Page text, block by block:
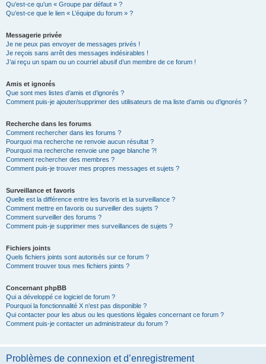
Qu’est-ce qu’un « Groupe par défaut » ?
Qu’est-ce que le lien « L’équipe du forum » ?
Messagerie privée
Je ne peux pas envoyer de messages privés !
Je reçois sans arrêt des messages indésirables !
J’ai reçu un spam ou un courriel abusif d’un membre de ce forum !
Amis et ignorés
Que sont mes listes d’amis et d’ignorés ?
Comment puis-je ajouter/supprimer des utilisateurs de ma liste d’amis ou d’ignorés ?
Recherche dans les forums
Comment rechercher dans les forums ?
Pourquoi ma recherche ne renvoie aucun résultat ?
Pourquoi ma recherche renvoie une page blanche ?!
Comment rechercher des membres ?
Comment puis-je trouver mes propres messages et sujets ?
Surveillance et favoris
Quelle est la différence entre les favoris et la surveillance ?
Comment mettre en favoris ou surveiller des sujets ?
Comment surveiller des forums ?
Comment puis-je supprimer mes surveillances de sujets ?
Fichiers joints
Quels fichiers joints sont autorisés sur ce forum ?
Comment trouver tous mes fichiers joints ?
Concernant phpBB
Qui a développé ce logiciel de forum ?
Pourquoi la fonctionnalité X n’est pas disponible ?
Qui contacter pour les abus ou les questions légales concernant ce forum ?
Comment puis-je contacter un administrateur du forum ?
Problèmes de connexion et d’enregistrement